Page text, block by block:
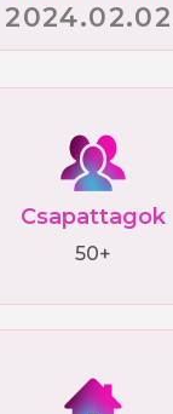
Csapattagok
50+